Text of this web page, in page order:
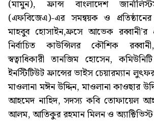
(মামুন), ফ্রান্স বাংলাদেশ
(এফবিজেএ)-এর সমন্বয়ক ও প্রতিষ্ঠানের
মাহবুব হোসাইন,ফ্রসে আভেক রব্বানী’র
নির্বাচিত কাউন্সিলর কৌশিক
স্বত্বাধিকারী তানজিম হোসেন,
ইনস্টিটিউট ফ্রান্সের ভাইস চেয়ারম্যান
মাওলানা মঈন উদ্দিন, মাওলানা কাওছার
আহমেদ নাহিদ, সদস্য কবি তোফায়েল
আলম, আতিকুর রহমান মিলন ও